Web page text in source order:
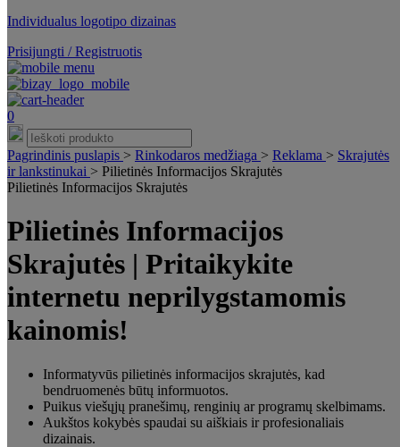
Individualus logotipo dizainas
Prisijungti / Registruotis
0
Pagrindinis puslapis > Rinkodaros medžiaga > Reklama > Skrajutės
ir lankstinukai > Pilietinės Informacijos Skrajutės
Pilietinės Informacijos Skrajutės
Pilietinės Informacijos
Skrajutės | Pritaikykite
internetu neprilygstamomis
kainomis!
Informatyvūs pilietinės informacijos skrajutės, kad
bendruomenės būtų informuotos.
Puikus viešųjų pranešimų, renginių ar programų skelbimams.
Aukštos kokybės spaudai su aiškiais ir profesionaliais
dizainais.